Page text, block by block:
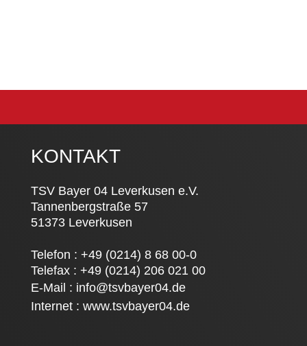
KONTAKT
TSV Bayer 04 Leverkusen e.V.
Tannenbergstraße 57
51373 Leverkusen
Telefon : +49 (0214) 8 68 00-0
Telefax : +49 (0214) 206 021 00
E-Mail : info@tsvbayer04.de
Internet : www.tsvbayer04.de